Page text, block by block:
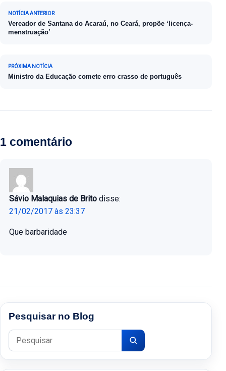
Navegação de Post
NOTÍCIA ANTERIOR
Vereador de Santana do Acaraú, no Ceará, propõe ‘licença-
menstruação’
PRÓXIMA NOTÍCIA
Ministro da Educação comete erro crasso de português
1 comentário
Sávio Malaquias de Brito disse:
21/02/2017 às 23:37
Que barbaridade
Pesquisar no Blog
Pesquisar por: